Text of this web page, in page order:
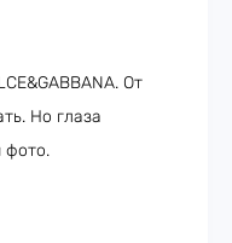
От
Но глаза
фото.